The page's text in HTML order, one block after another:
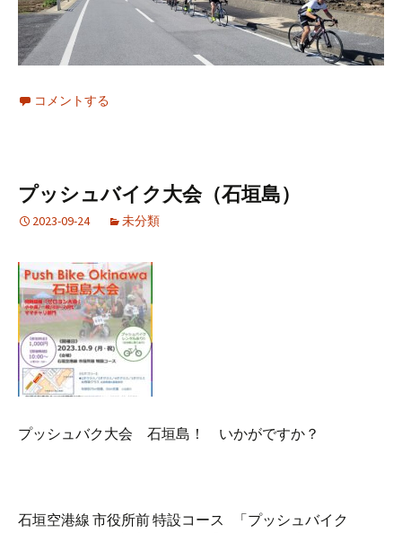
コメントする
プッシュバイク大会（石垣島）
2023-09-24 未分類
プッシュバク大会 石垣島！ いかがですか？
石垣空港線 市役所前 特設コース 「プッシュバイク